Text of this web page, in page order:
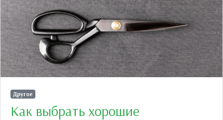
Другое
Как выбрать хорошие